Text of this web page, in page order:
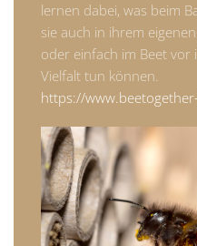
lernen dabei, was beim
sie auch in ihrem
oder einfach im Beet
Vielfalt tun können.
https://